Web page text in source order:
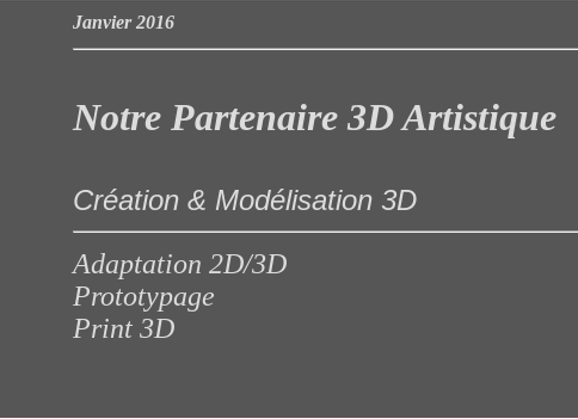
Janvier 2016
Notre Partenaire 3D Artistique
Création & Modélisation 3D
Adaptation 2D/3D
Prototypage
Print 3D